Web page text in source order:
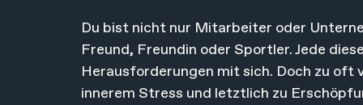
Du bist nicht nur Mitarbeiter oder
Freund, Freundin oder Sportler. Jede
Herausforderungen mit sich. Doch zu oft
innerem Stress und letztlich zu